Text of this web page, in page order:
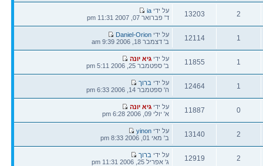
תגובות
צפיות
2
תגובות
13203
צפיות
הודעה
אחרונה
על ידיia
ד' פברואר 07, 2007 11:31 pm
1
תגובות
12114
צפיות
הודעה
אחרונה
על ידיDaniel-Orion
ב' דצמבר 18, 2006 9:39 am
1
תגובות
11855
צפיות
הודעה
אחרונה
על ידיגיא יונה
ב' ספטמבר 25, 2006 5:11 pm
1
תגובות
12464
צפיות
הודעה
אחרונה
על ידי ברוך
ה' ספטמבר 14, 2006 6:33 pm
0
תגובות
11887
צפיות
הודעה
אחרונה
על ידיגיא יונה
א' יולי 09, 2006 6:28 pm
2
תגובות
13140
צפיות
הודעה
אחרונה
על ידיyinon
ב' מאי 01, 2006 8:33 pm
2
12919
הודעה
אחרונה
על ידי ברוך
ג' אפריל 25, 2006 11:31 pm